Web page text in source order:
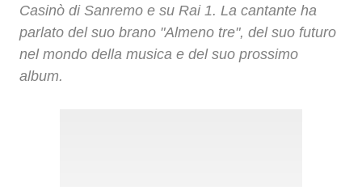
Casinò di Sanremo e su Rai 1. La cantante ha
parlato del suo brano "Almeno tre", del suo futuro
nel mondo della musica e del suo prossimo
album.